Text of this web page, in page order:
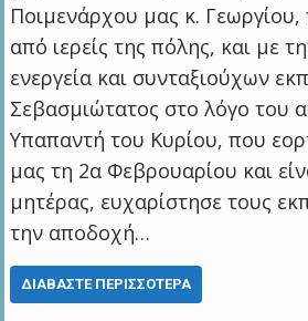
Ποιμενάρχου μας κ. Γεωργίου,
από ιερείς της πόλης, και με
ενεργεία και συνταξιούχων
Σεβασμιώτατος στο λόγο του
Υπαπαντή του Κυρίου, που
μας τη 2α Φεβρουαρίου και
μητέρας, ευχαρίστησε τους
την αποδοχή…
ΔΙΑΒΆΣΤΕ ΠΕΡΙΣΣΌΤΕΡΑ